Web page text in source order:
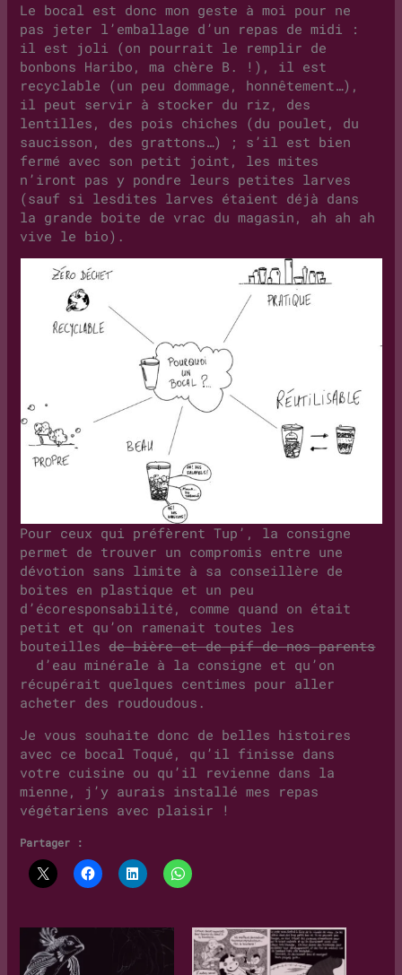
Le bocal est donc mon geste à moi pour ne
pas jeter l’emballage d’un repas de midi :
il est joli (on pourrait le remplir de
bonbons Haribo, ma chère B. !), il est
recyclable (un peu dommage, honnêtement…),
il peut servir à stocker du riz, des
lentilles, des pois chiches (du poulet, du
saucisson, des grattons…) ; s’il est bien
fermé avec son petit joint, les mites
n’iront pas y pondre leurs petites larves
(sauf si lesdites larves étaient déjà dans
la grande boite de vrac du magasin, ah ah ah
vive le bio).
Pour ceux qui préfèrent Tup’, la consigne
permet de trouver un compromis entre une
dévotion sans limite à sa conseillère de
boites en plastique et un peu
d’écoresponsabilité, comme quand on était
petit et qu’on ramenait toutes les
bouteillesde bière et de pif de nos parents
d’eau minérale à la consigne et qu’on
récupérait quelques centimes pour aller
acheter des roudoudous.
Je vous souhaite donc de belles histoires
avec ce bocal Toqué, qu’il finisse dans
votre cuisine ou qu’il revienne dans la
mienne, j’y aurais installé mes repas
végétariens avec plaisir !
Partager :